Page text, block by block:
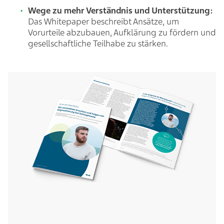
Wege zu mehr Verständnis und Unterstützung:
Das Whitepaper beschreibt Ansätze, um
Vorurteile abzubauen, Aufklärung zu fördern und
gesellschaftliche Teilhabe zu stärken.